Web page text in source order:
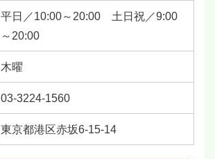
平日／10:00～20:00 土日祝／9:00
～20:00
木曜
03-3224-1560
東京都港区赤坂6-15-14